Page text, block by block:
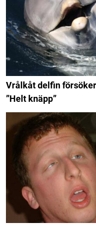
Vrålkåt delfin
”Helt knäpp”